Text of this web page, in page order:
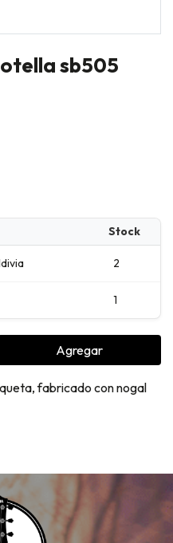
sb505
Stock
2
1
Agregar
fabricado con nogal